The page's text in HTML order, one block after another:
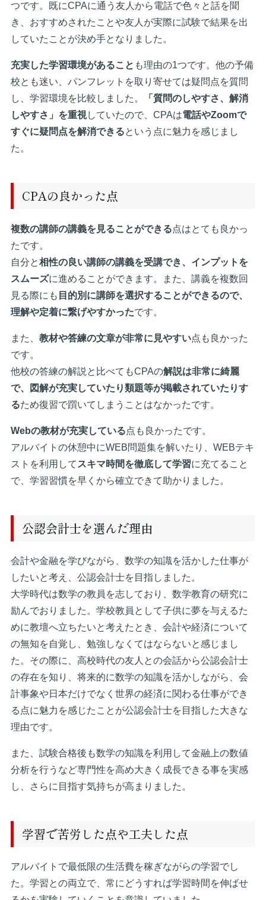
つです。既にCPAに通う友人から電話で色々と話を聞
き、おすすめされたことや友人が実際に試験で結果を出
していたことが決め手となりました。
充実した学習環境があること も理由の1つです。他の予備
校とも迷い、パンフレットを取り寄せては疑問点を質問
し、学習環境を比較しました。
「質問のしやすさ、解消
しやすさ」を重視していたので、CPAは電話やZoomで
すぐに疑問点を解消できるという点に魅力を感じまし
た。
CPAの良かった点
複数の講師の講義を見ることができる点はとても良かっ
たです。
自分と相性の良い講師の講義を受講でき、インプットを
スムーズに進めることができます。また、講義を複数回
見る際にも 目的別に講師を選択することができるので、
理解や定着に繋げやすかったです。
また、 教材や答練の文章が非常に見やすい点も良かった
です。
他校の答練の解説と比べてもCPAの解説は非常に綺麗
で、図解が充実していたり類題等が掲載されていたりす
るため復習で躓いてしまうことはなかったです。
Webの教材が充実している点も良かったです。
アルバイトの休憩中にWEB問題集を解いたり、WEBテキ
ストを利用して スキマ時間を徹底して学習に充てること
で、学習習慣を早くから確立できて助かりました。
公認会計士を選んだ理由
会計や金融を学びながら、数学の知識を活かした仕事が
したいと考え、公認会計士を目指しました。
大学時代は数学の教員を志しており、数学教育の研究に
励んでおりました。学校教員として子供に夢を与えるた
めに教壇へ立ちたいと考えたとき、会計や経済について
の無知を自覚し、勉強しなくてはならないと感じまし
た。その際に、高校時代の友人との会話から公認会計士
の存在を知り、将来的に数学の知識を活かしながら、会
計事象や日本だけでなく世界の経済に関わる仕事ができ
る点に魅力を感じたことが公認会計士を目指した大きな
理由です。
また、試験合格後も数学の知識を利用して金融上の数値
分析を行うなど専門性を高め大きく成長できる事を実感
し、さらに目指す気持ちが高まりました。
学習で苦労した点や工夫した点
アルバイトで最低限の生活費を稼ぎながらの学習でし
た。学習との両立で、常にどうすれば学習時間を伸ばせ